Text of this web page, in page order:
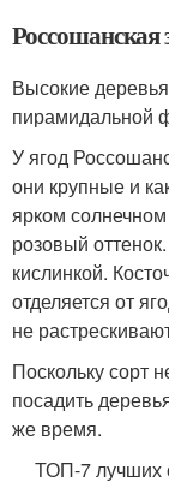
Россошанская
Высокие
пирамидальной
У ягод
они крупные и
ярком
розовый
кислинкой.
отделяется от
не
Поскольку сорт
посадить
же время.
ТОП-7 лучших